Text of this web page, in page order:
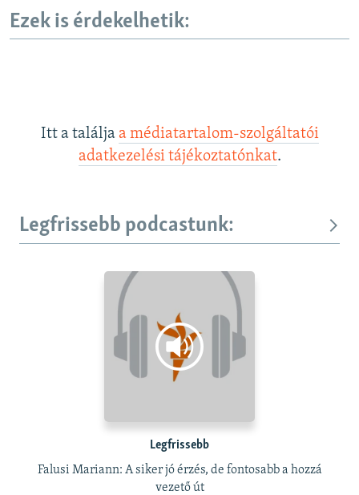
Ezek is érdekelhetik:
Itt a találja a médiatartalom-szolgáltatói
adatkezelési tájékoztatónkat.
Legfrissebb podcastunk:
Legfrissebb
Falusi Mariann: A siker jó érzés, de fontosabb a hozzá
vezető út